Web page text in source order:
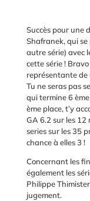
Succès pour une
Shafranek, qui
autre série) avec
cette série !
représentante de
Tu ne seras pas
qui termine 6
ème place, t’y
GA 6.2 sur les 12
series sur les 35
chance à elles 3 !
Concernant les
également les
Philippe
jugement.